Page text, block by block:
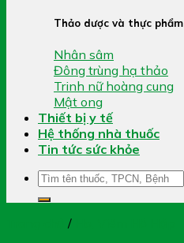
Thảo dược và thực phẩm
Nhân sâm
Đông trùng hạ thảo
Trinh nữ hoàng cung
Mật ong
Thiết bị y tế
Hệ thống nhà thuốc
Tin tức sức khỏe
Tìm
kiếm:
/